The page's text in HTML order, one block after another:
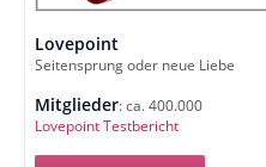
Lovepoint
Seitensprung oder neue Liebe
Mitglieder: ca. 400.000
Lovepoint Testbericht